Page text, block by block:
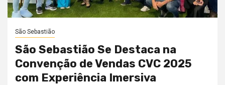
São Sebastião
São Sebastião Se Destaca na
Convenção de Vendas CVC 2025
com Experiência Imersiva